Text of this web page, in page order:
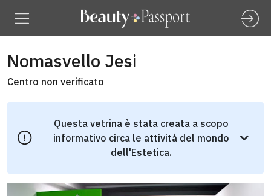
Nomasvello Jesi
Centro non verificato
Questa vetrina è stata creata a scopo
informativo circa le attività del mondo
dell'Estetica.